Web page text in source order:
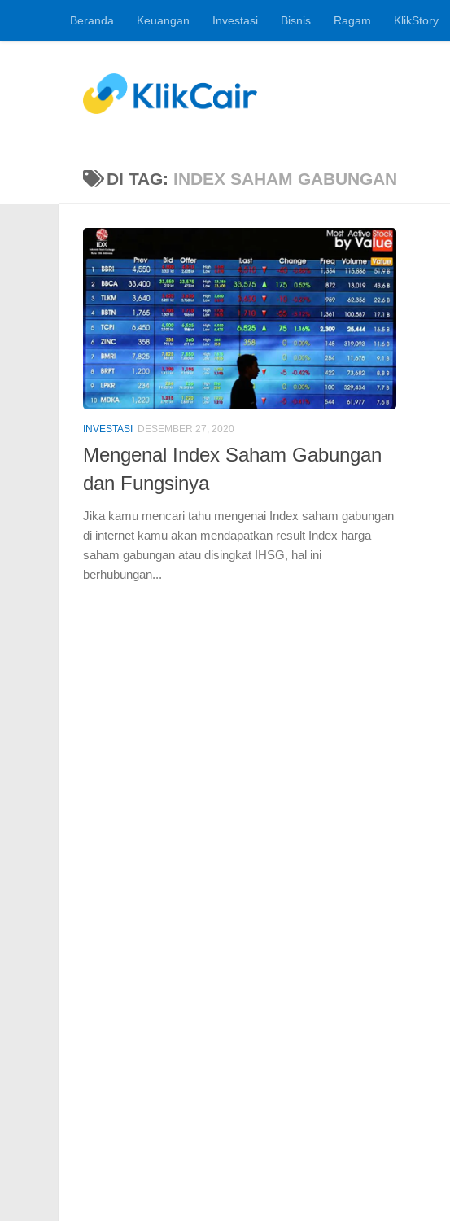
Skip to content
Beranda Keuangan Investasi Bisnis Ragam KlikStory
DI TAG: INDEX SAHAM GABUNGAN
INVESTASI DESEMBER 27, 2020
Mengenal Index Saham Gabungan
dan Fungsinya
Jika kamu mencari tahu mengenai Index saham gabungan
di internet kamu akan mendapatkan result Index harga
saham gabungan atau disingkat IHSG, hal ini
berhubungan...